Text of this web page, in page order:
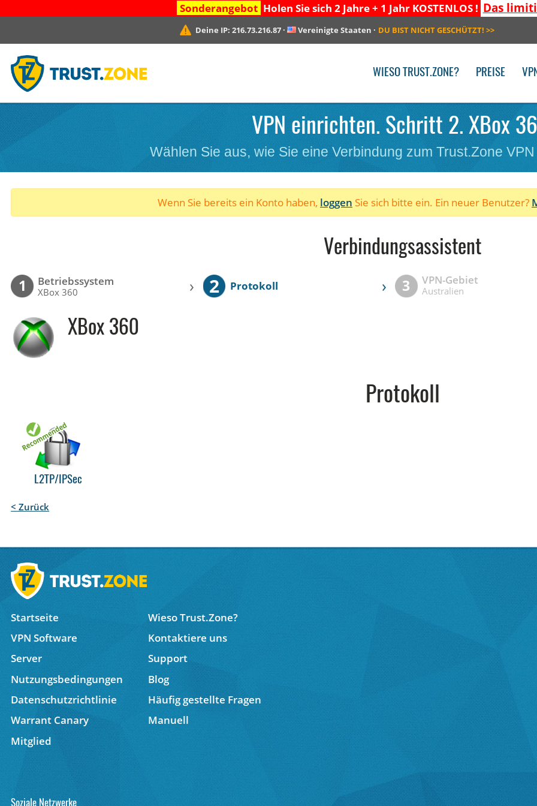
Sonderangebot Holen Sie sich 2 Jahre + 1 Jahr KOSTENLOS ! Das
Deine IP:216.73.216.87 · Vereinigte Staaten · DU BIST NICHT GESCHÜTZT! >>
WIESO TRUST.ZONE? PREISE
VPN einrichten. Schritt 2. XBox
Wählen Sie aus, wie Sie eine Verbindung zum Trust.Zone
Wenn Sie bereits ein Konto haben, loggen Sie sich bitte ein. Ein neuer Benutzer?
Verbindungsassistent
1 Betriebssystem
XBox 360 › 2 Protokoll › 3 VPN-Gebiet
Australien
XBox 360
Protokoll
L2TP/IPSec
< Zurück
Startseite
Wieso Trust.Zone?
VPN Software
Kontaktiere uns
Server
Support
Nutzungsbedingungen
Blog
Datenschutzrichtlinie
Häufig gestellte Fragen
Warrant Canary
Manuell
Mitglied
Soziale Netzwerke